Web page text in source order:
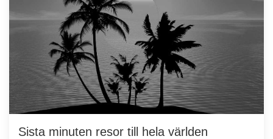
Sista minuten resor till hela världen